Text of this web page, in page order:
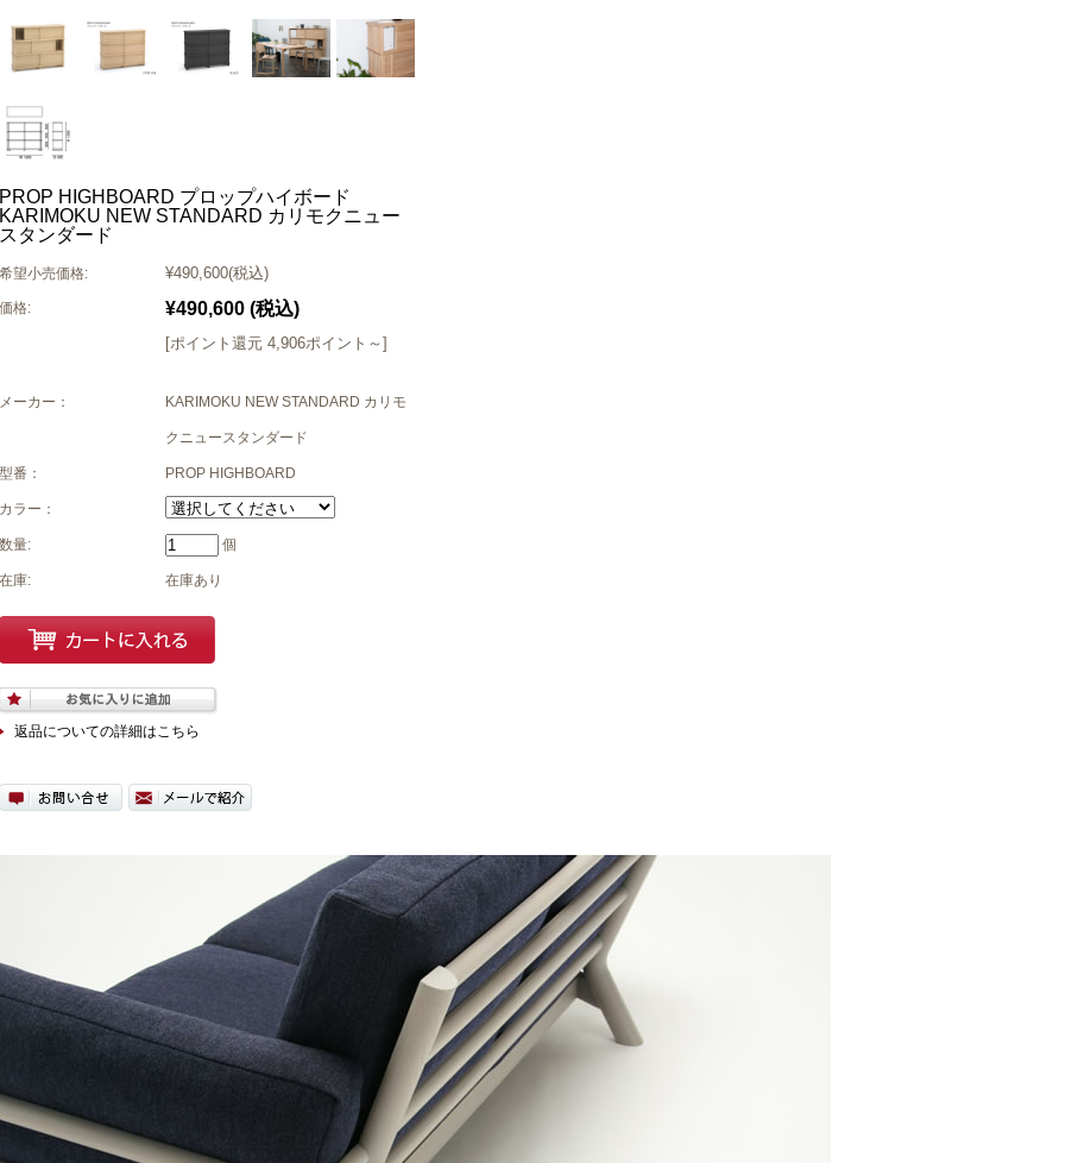
PROP HIGHBOARD プロップハイボード
KARIMOKU NEW STANDARD カリモクニュー
スタンダード
希望小売価格: ¥490,600(税込)
価格: ¥490,600 (税込)
[ポイント還元 4,906ポイント～]
メーカー： KARIMOKU NEW STANDARD カリモ
クニュースタンダード
型番： PROP HIGHBOARD
カラー：
数量: 個
在庫: 在庫あり
返品についての詳細はこちら